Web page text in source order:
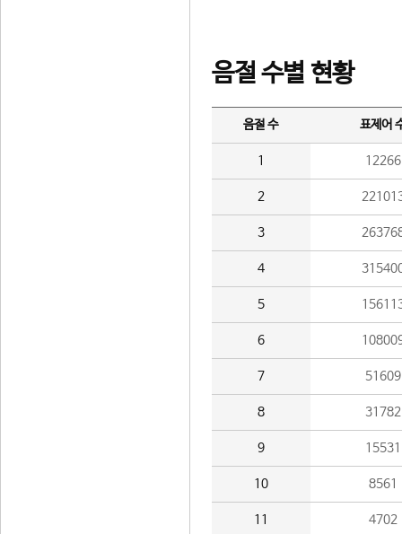
음절 수별 현황
음절 수 표제어
1 12266
2
3
4
5
6
7 51609
8 31782
9 15531
10 8561
11 4702